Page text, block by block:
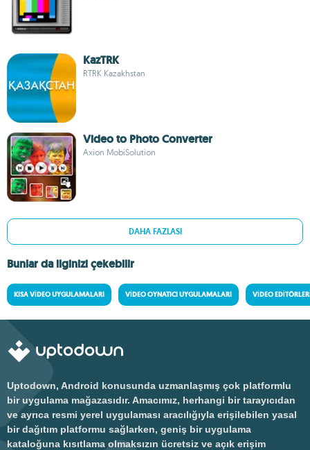
KazTRK
RTRK Kazakhstan
Video to Photo Converter
Axion MobiSolution
DAHA FAZLASI
Bunlar da ilginizi çekebilir
KISA VIDEO UYGULAMALARI VIDEO OYNATICI UYGULAMALARI VIDEO
Uptodown, Android konusunda uzmanlaşmış çok platformlu
bir uygulama mağazasıdır. Amacımız, herhangi bir tarayıcıdan
ve ayrıca resmi yerel uygulaması aracılığıyla erişilebilen yasal
bir dağıtım platformu sağlarken, geniş bir uygulama
kataloğuna kısıtlama olmaksızın ücretsiz ve açık erişim